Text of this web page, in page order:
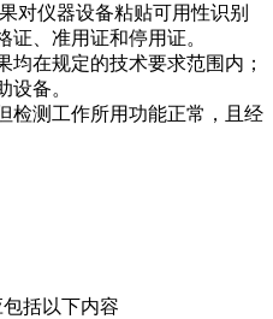
对仪器设备粘贴可用性识别
、准用证和停用证。
在规定的技术要求范围内；
设备。
检测工作所用功能正常，且经
括以下内容